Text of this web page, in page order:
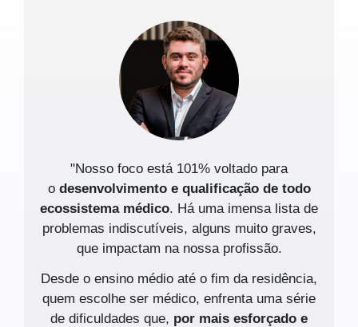
"Nosso foco está 101% voltado para
o desenvolvimento e qualificação de todo
ecossistema médico. Há uma imensa lista de
problemas indiscutíveis, alguns muito graves,
que impactam na nossa profissão.
Desde o ensino médio até o fim da residência,
quem escolhe ser médico, enfrenta uma série
de dificuldades que, por mais esforçado e